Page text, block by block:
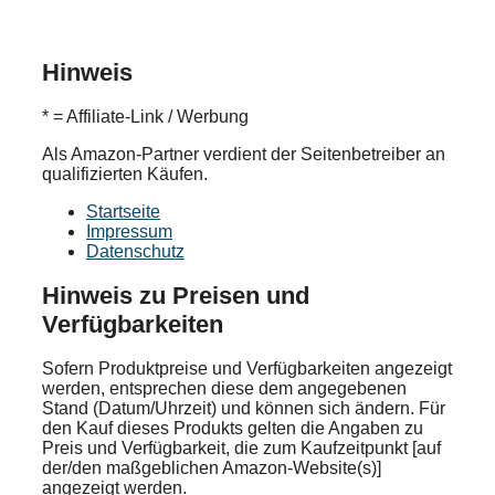
Hinweis
* = Affiliate-Link / Werbung
Als Amazon-Partner verdient der Seitenbetreiber an
qualifizierten Käufen.
Startseite
Impressum
Datenschutz
Hinweis zu Preisen und
Verfügbarkeiten
Sofern Produktpreise und Verfügbarkeiten angezeigt
werden, entsprechen diese dem angegebenen
Stand (Datum/Uhrzeit) und können sich ändern. Für
den Kauf dieses Produkts gelten die Angaben zu
Preis und Verfügbarkeit, die zum Kaufzeitpunkt [auf
der/den maßgeblichen Amazon-Website(s)]
angezeigt werden.